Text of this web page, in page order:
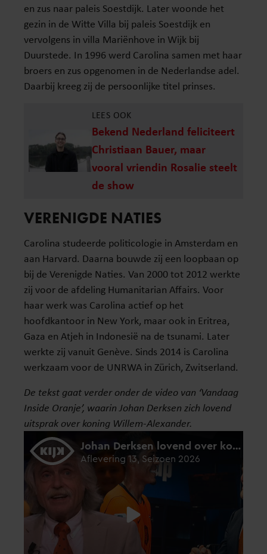
en zus naar paleis Soestdijk. Later woonde het
gezin in de Witte Villa bij paleis Soestdijk en
vervolgens in villa Mariënhove in Wijk bij
Duurstede. In 1996 werd Carolina samen met haar
broers en zus opgenomen in de Nederlandse adel.
Daarbij kreeg zij de persoonlijke titel prinses.
LEES OOK
Bekend Nederland feliciteert
Christiaan Bauer, maar
vooral vriendin Rosalie steelt
de show
VERENIGDE NATIES
Carolina studeerde politicologie in Amsterdam en
aan Harvard. Daarna bouwde zij een loopbaan op
bij de Verenigde Naties. Van 2000 tot 2012 werkte
zij voor de afdeling Humanitarian Affairs. Voor
haar werk was Carolina actief op het
hoofdkantoor in New York, maar ook in Eritrea,
Gaza en Atjeh in Indonesië na de tsunami. Later
werkte zij vanuit Genève. Sinds 2014 is Carolina
werkzaam voor de UNRWA in Zürich, Zwitserland.
De tekst gaat verder onder de video van ‘Vandaag
Inside Oranje’, waarin Johan Derksen zich lovend
uitsprak over koning Willem-Alexander.